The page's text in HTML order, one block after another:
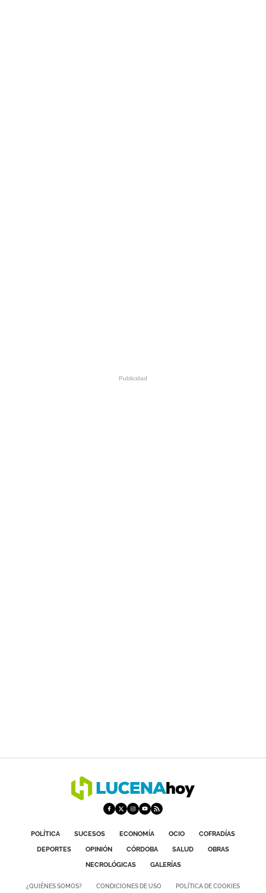
POLÍTICA SUCESOS ECONOMÍA OCIO
COFRADÍAS
DEPORTES
OPINIÓN CÓRDOBA SALUD
OBRAS
NECROLÓGICAS
GALERÍAS
¿QUIÉNES SOMOS? CONDICIONES DE USO POLÍTICA DE COOKIES